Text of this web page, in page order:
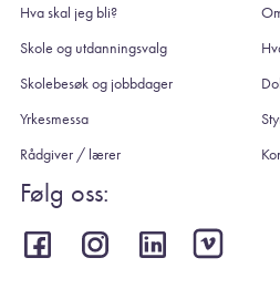
Hva skal jeg bli?
Skole og utdanningsvalg
Skolebesøk og jobbdager
Yrkesmessa
Rådgiver / lærer
Følg oss: